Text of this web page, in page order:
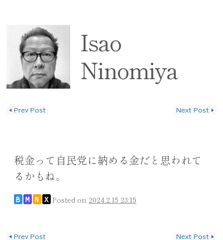
Isao
Ninomiya
◀ Prev Post Next Post ▶
税金って自民党に納める金だと思われて
るかもね。
B M N X Posted on 2024.2.15 23:15
◀ Prev Post Next Post ▶